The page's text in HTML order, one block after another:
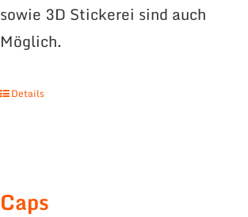
sowie 3D Stickerei sind auch
Möglich.
Details
Caps